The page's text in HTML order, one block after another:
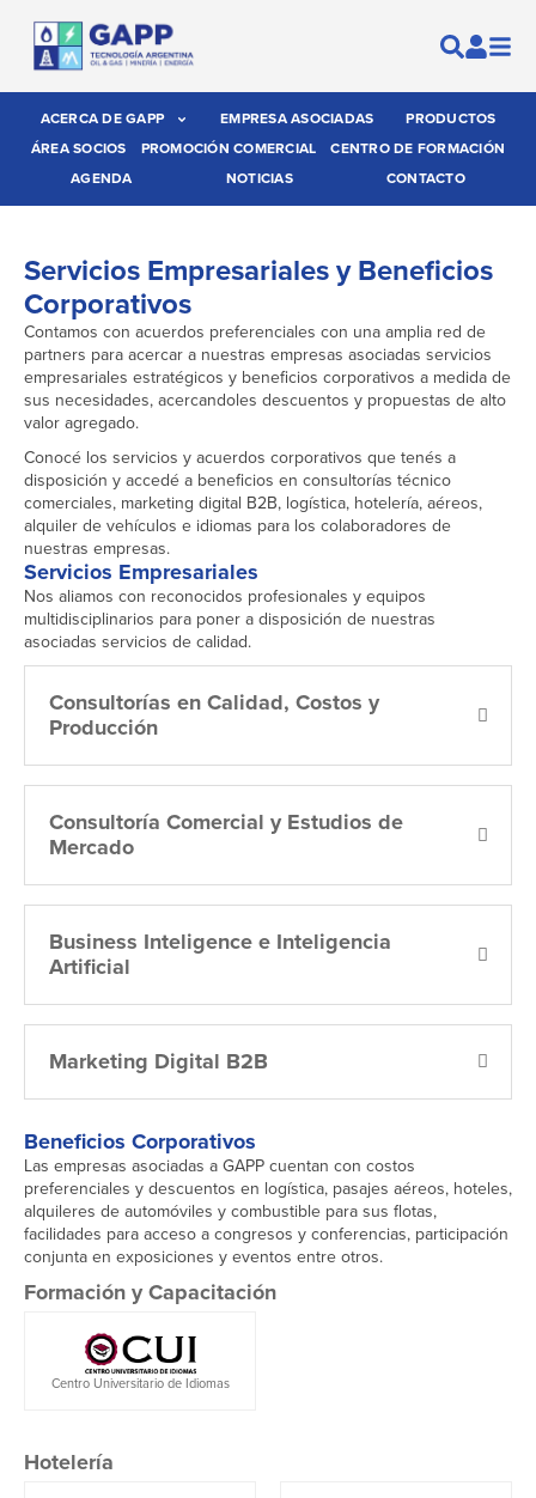
ACERCA DE GAPP EMPRESA ASOCIADAS
PRODUCTOS
ÁREA SOCIOS
PROMOCIÓN COMERCIAL
CENTRO DE FORMACIÓN
AGENDA
NOTICIAS CONTACTO
Servicios Empresariales y Beneficios
Corporativos
Contamos con acuerdos preferenciales con una amplia red de
partners para acercar a nuestras empresas asociadas servicios
empresariales estratégicos y beneficios corporativos a medida de
sus necesidades, acercandoles descuentos y propuestas de alto
valor agregado.
Conocé los servicios y acuerdos corporativos que tenés a
disposición y accedé a beneficios en consultorías técnico
comerciales, marketing digital B2B, logística, hotelería, aéreos,
alquiler de vehículos e idiomas para los colaboradores de
nuestras empresas.
Servicios Empresariales
Nos aliamos con reconocidos profesionales y equipos
multidisciplinarios para poner a disposición de nuestras
asociadas servicios de calidad.
Consultorías en Calidad, Costos y
Producción
Consultoría Comercial y Estudios de
Mercado
Business Inteligence e Inteligencia
Artificial
Marketing Digital B2B
Beneficios Corporativos
Las empresas asociadas a GAPP cuentan con costos
preferenciales y descuentos en logística, pasajes aéreos, hoteles,
alquileres de automóviles y combustible para sus flotas,
facilidades para acceso a congresos y conferencias, participación
conjunta en exposiciones y eventos entre otros.
Formación y Capacitación
Centro Universitario de Idiomas
Hotelería